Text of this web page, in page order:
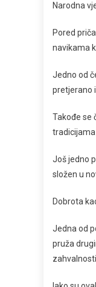
Narodna
Pored
navikama
Jedno od
pretjerano
Takođe se
tradicijama
Još jedno
složen u
Dobrota
Jedna od
pruža